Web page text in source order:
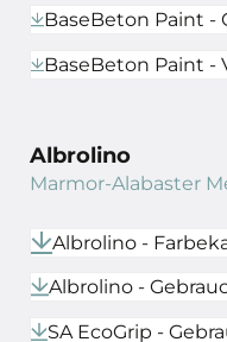
Albrolino
Marmor-Alabaster
Albrolino -